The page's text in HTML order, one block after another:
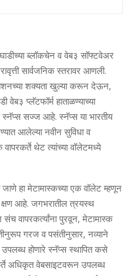
ब्लॉकचेन व वेब३ सॉफ्टवेअर
सार्वजनिक स्तरावर आणली.
शक्यता खुल्या करून देऊन,
प्लॅटफॉर्म हाताळण्याच्या
स्नॅप्स सज्ज आहे. स्नॅप्स या भारतीय
आलेल्या नवीन सुविधा व
थेट त्यांच्या वॉलेटमध्ये
हा मेटामास्कच्या एक वॉलेट म्हणून
क्षण आहे. जगभरातील त्रयस्थ
वापरकर्त्यांना पुरवून, मेटामास्क
गरज व पसंतीनुसार, नव्याने
होणारे स्नॅप्स स्थापित कसे
अधिकृत वेबसाइटवरून उपलब्ध